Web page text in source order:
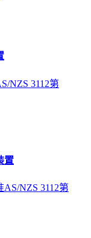
NZS 3112第
置
NZS 3112第